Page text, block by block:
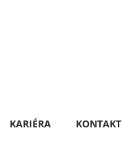
KARIÉRA KONTAKT